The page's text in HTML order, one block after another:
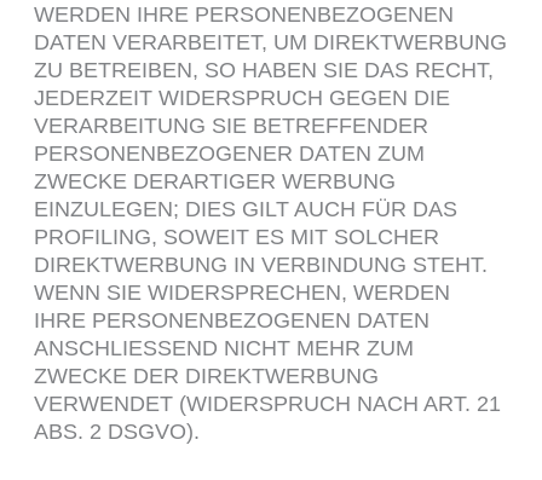
WERDEN IHRE PERSONENBEZOGENEN
DATEN VERARBEITET, UM DIREKTWERBUNG
ZU BETREIBEN, SO HABEN SIE DAS RECHT,
JEDERZEIT WIDERSPRUCH GEGEN DIE
VERARBEITUNG SIE BETREFFENDER
PERSONENBEZOGENER DATEN ZUM
ZWECKE DERARTIGER WERBUNG
EINZULEGEN; DIES GILT AUCH FÜR DAS
PROFILING, SOWEIT ES MIT SOLCHER
DIREKTWERBUNG IN VERBINDUNG STEHT.
WENN SIE WIDERSPRECHEN, WERDEN
IHRE PERSONENBEZOGENEN DATEN
ANSCHLIESSEND NICHT MEHR ZUM
ZWECKE DER DIREKTWERBUNG
VERWENDET (WIDERSPRUCH NACH ART. 21
ABS. 2 DSGVO).